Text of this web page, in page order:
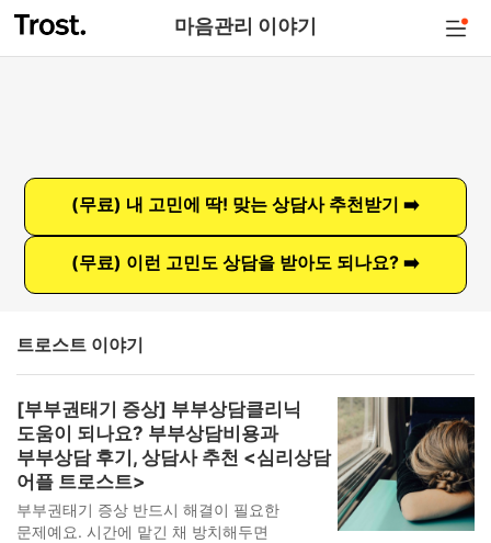
마음관리 이야기
(무료) 내 고민에 딱! 맞는 상담사 추천받기 ➡️
(무료) 이런 고민도 상담을 받아도 되나요? ➡️
트로스트 이야기
[부부권태기 증상] 부부상담클리닉
도움이 되나요? 부부상담비용과
부부상담 후기, 상담사 추천 <심리상담
어플 트로스트>
부부권태기 증상 반드시 해결이 필요한
문제예요. 시간에 맡긴 채 방치해두면